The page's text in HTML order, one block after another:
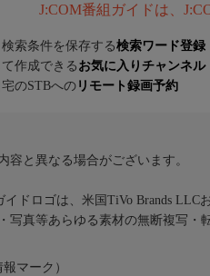
J:COM番組ガイドは、
索条件を保存する検索ワード登録
作成できる お気に入りチャンネル
のSTBへの リモート録画予約
容と異なる場合がございます。
ドロゴは、米国TiVo Brands
写真等あらゆる素材の無断複写・
マーク）